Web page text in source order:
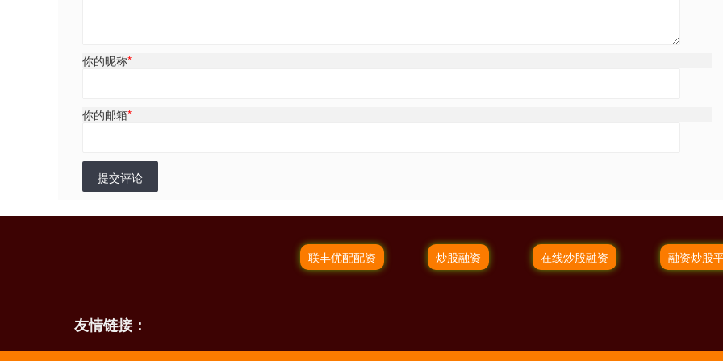
你的昵称*
你的邮箱*
提交评论
联丰优配配资 炒股融资 在线炒股融资 融资炒股
友情链接：